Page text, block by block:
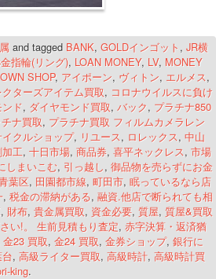
and tagged BANK, GOLDインゴット , JR横
指輪(リング), LOAN MONEY, LV, MONEY
SHOP, アイポーン, ヴィトン, エルメス,
クターズアイテム買取, コロナウイルスに負け
ド, ダイヤモンド買取, バック, プラチナ850
ナ買取, プラチナ買取 フィルムカメラレン
イクルショップ, リユース, ロレックス, 中山
工, 十日市場, 商品券, 喜平ネックレス, 市場
しまいこむ, 引っ越し, 御品物を売らずにお金
葉区, 田園都市線, 町田市, 眠っているなら店
, 税金の滞納がある, 融資.他店で断られても相
, 財布, 貴金属買取, 資金必要, 質屋, 質屋&買取
い!。 生前見積もり査定, 赤字決算・返済猶
金23 買取, 金24 買取, 金券ショップ, 銀行に
, 高級ライター買取, 高級時計, 高級時計買
king.